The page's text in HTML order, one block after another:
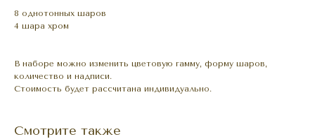
8 однотонных шаров
4 шара хром
В наборе можно изменить цветовую гамму, форму шаров,
количество и надписи.
Стоимость будет рассчитана индивидуально.
Смотрите также